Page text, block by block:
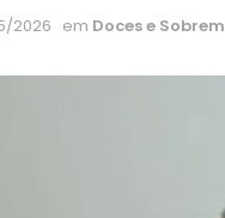
2026 em Doces e